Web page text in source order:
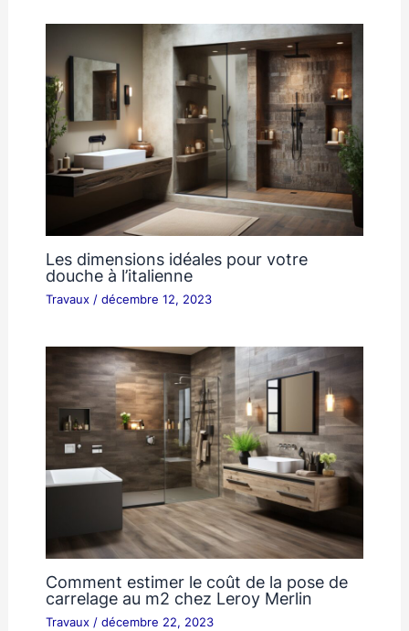
Les dimensions idéales pour votre
douche à l’italienne
Travaux/ décembre 12, 2023
Comment estimer le coût de la pose de
carrelage au m2 chez Leroy Merlin
Travaux/ décembre 22, 2023